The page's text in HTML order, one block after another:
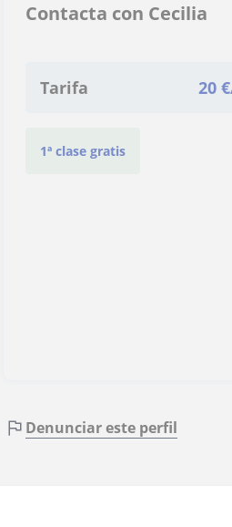
Contacta con Cecilia
Tarifa 20
1ª clase gratis
Denunciar este perfil